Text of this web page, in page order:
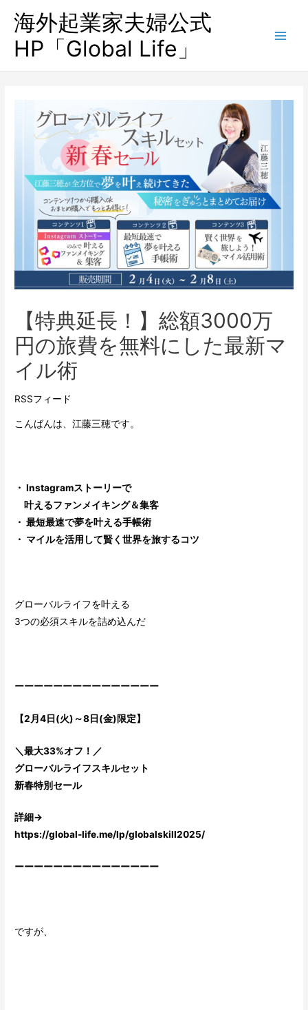
海外起業家夫婦公式
HP「Global Life」
【特典延長！】総額3000万
円の旅費を無料にした最新マ
イル術
RSSフィード
こんばんは、江藤三穂です。
・ Instagramストーリーで
叶えるファンメイキング＆集客
・ 最短最速で夢を叶える手帳術
・ マイルを活用して賢く世界を旅するコツ
グローバルライフを叶える
3つの必須スキルを詰め込んだ
ーーーーーーーーーーーーーーー
【2月4日(火)～8日(金)限定】
＼最大33%オフ！／
グローバルライフスキルセット
新春特別セール
詳細→
https://global-life.me/lp/globalskill2025/
ーーーーーーーーーーーーーーー
ですが、